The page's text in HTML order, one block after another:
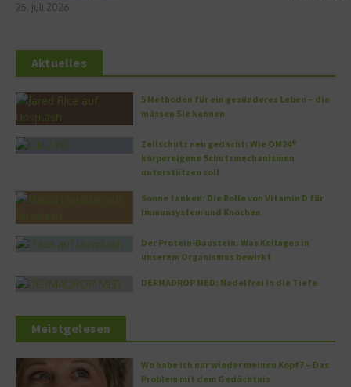
25. Juli 2026
Aktuelles
5 Methoden für ein gesünderes Leben – die
müssen Sie kennen
Zellschutz neu gedacht: Wie OM24®
körpereigene Schutzmechanismen
unterstützen soll
Sonne tanken: Die Rolle von Vitamin D für
Immunsystem und Knochen
Der Protein-Baustein: Was Kollagen in
unserem Organismus bewirkt
DERMADROP MED: Nadelfrei in die Tiefe
Meistgelesen
Wo habe ich nur wieder meinen Kopf? – Das
Problem mit dem Gedächtnis